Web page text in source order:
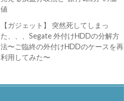
値
【ガジェット】 突然死してしまっ
た、、、Segate 外付けHDDの分解方
法〜ご臨終の外付けHDDのケースを再
利用してみた〜